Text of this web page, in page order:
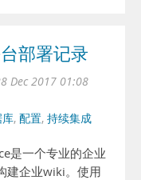
部署记录
Dec 2017 01:08
库, 配置, 持续集成
一个专业的企业
建企业wiki。使用